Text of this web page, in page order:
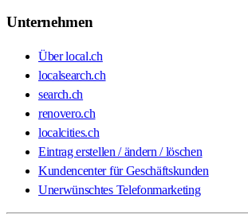
Unternehmen
Über local.ch
localsearch.ch
search.ch
renovero.ch
localcities.ch
Eintrag erstellen / ändern / löschen
Kundencenter für Geschäftskunden
Unerwünschtes Telefonmarketing